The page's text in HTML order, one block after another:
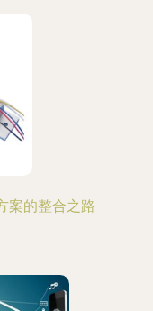
案的整合之路